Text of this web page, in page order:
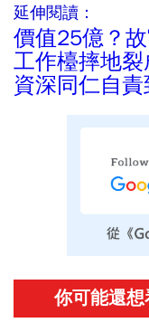
延伸閱讀：
價值25億？
工作檯摔地裂
資深同仁自